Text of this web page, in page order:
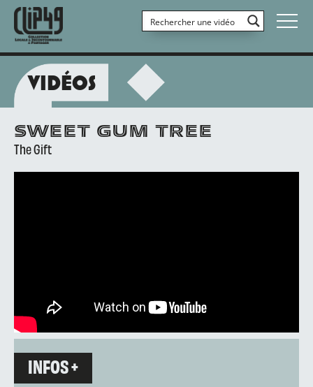
VIDÉOS
SWEET GUM TREE
The Gift
INFOS +